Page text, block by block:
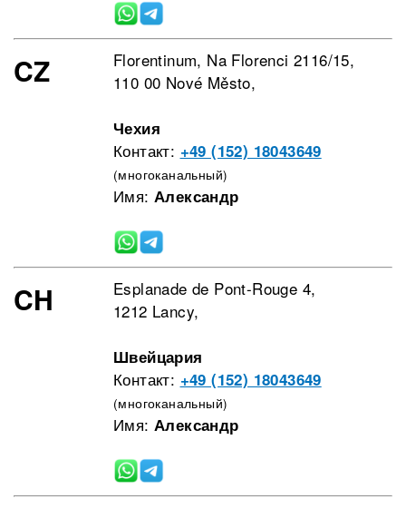
CZ
Florentinum, Na Florenci 2116/15,
110 00 Nové Město,
Чехия
Контакт: +49 (152) 18043649
(многоканальный)
Имя: Александр
CH
Esplanade de Pont-Rouge 4,
1212 Lancy,
Швейцария
Контакт: +49 (152) 18043649
(многоканальный)
Имя: Александр